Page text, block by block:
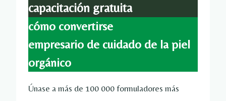
capacitación gratuita
cómo convertirse
empresario de cuidado de la piel
orgánico
Únase a más de 100 000 formuladores más